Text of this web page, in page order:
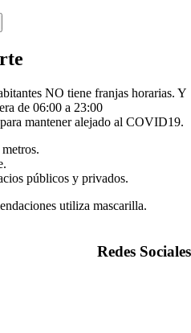
NO tiene franjas horarias. Y
de 06:00 a 23:00
mantener alejado al COVID19.
públicos y privados.
utiliza mascarilla.
Redes Sociales